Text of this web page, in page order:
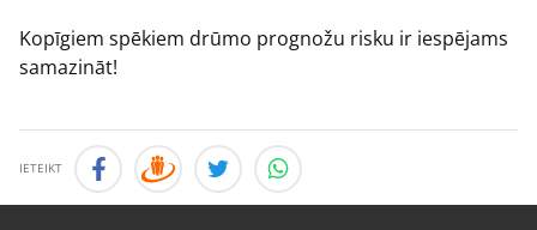
Kopīgiem spēkiem drūmo prognožu risku ir iespējams
samazināt!
IETEIKT